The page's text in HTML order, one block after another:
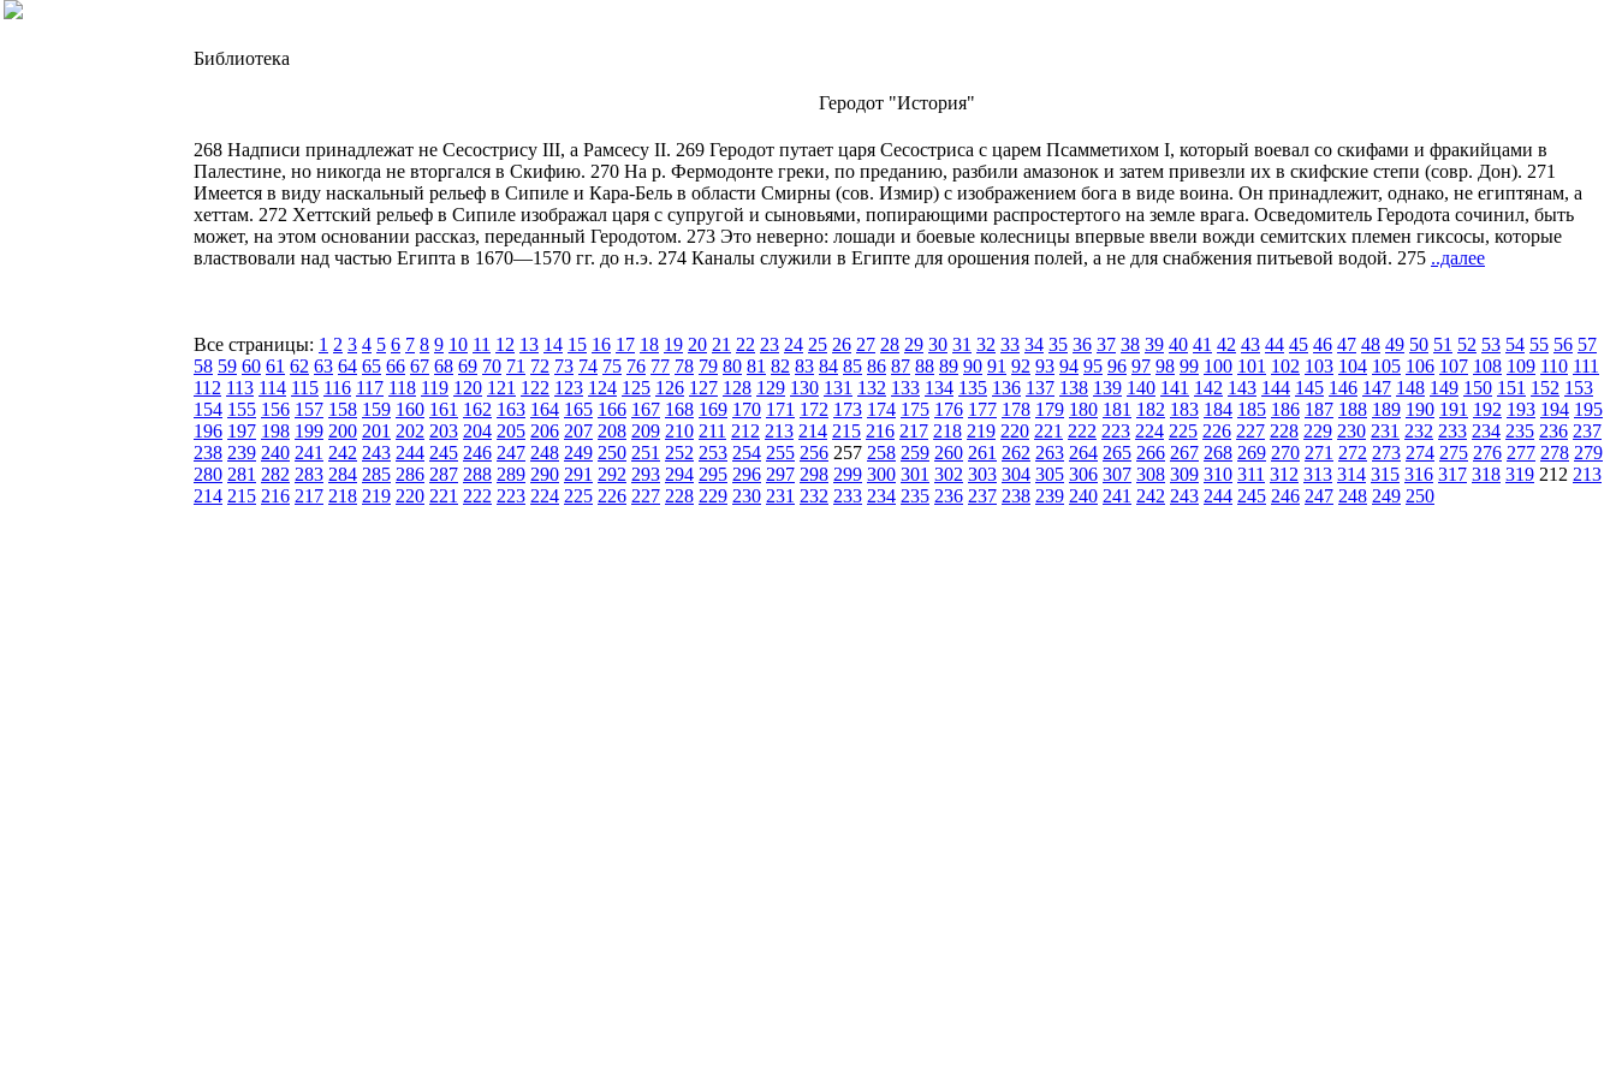
Библиотека
Геродот "История"
268 Надписи принадлежат не Сесострису III, а Рамсесу II. 269 Геродот путает царя Сесостриса с царем Псамметихом I, который воевал со скифами и фракийцами в
Палестине, но никогда не вторгался в Скифию. 270 На р. Фермодонте греки, по преданию, разбили амазонок и затем привезли их в скифские степи (совр. Дон). 271
Имеется в виду наскальный рельеф в Сипиле и Кара-Бель в области Смирны (сов. Измир) с изображением бога в виде воина. Он принадлежит, однако, не египтянам, а
хеттам. 272 Хеттский рельеф в Сипиле изображал царя с супругой и сыновьями, попирающими распростертого на земле врага. Осведомитель Геродота сочинил, быть
может, на этом основании рассказ, переданный Геродотом. 273 Это неверно: лошади и боевые колесницы впервые ввели вожди семитских племен гиксосы, которые
властвовали над частью Египта в 1670—1570 гг. до н.э. 274 Каналы служили в Египте для орошения полей, а не для снабжения питьевой водой. 275 ..далее
Все страницы: 1 2 3 4 5 6 7 8 9 10 11 12 13 14 15 16 17 18 19 20 21 22 23 24 25 26 27 28 29 30 31 32 33 34 35 36 37 38 39 40 41 42 43 44 45 46 47 48 49 50 51 52 53 54 55 56 57
58 59 60 61 62 63 64 65 66 67 68 69 70 71 72 73 74 75 76 77 78 79 80 81 82 83 84 85 86 87 88 89 90 91 92 93 94 95 96 97 98 99 100 101 102 103 104 105 106 107 108 109 110 111
112 113 114 115 116 117 118 119 120 121 122 123 124 125 126 127 128 129 130 131 132 133 134 135 136 137 138 139 140 141 142 143 144 145 146 147 148 149 150 151 152 153
154 155 156 157 158 159 160 161 162 163 164 165 166 167 168 169 170 171 172 173 174 175 176 177 178 179 180 181 182 183 184 185 186 187 188 189 190 191 192 193 194 195
196 197 198 199 200 201 202 203 204 205 206 207 208 209 210 211 212 213 214 215 216 217 218 219 220 221 222 223 224 225 226 227 228 229 230 231 232 233 234 235 236 237
238 239 240 241 242 243 244 245 246 247 248 249 250 251 252 253 254 255 256 257 258 259 260 261 262 263 264 265 266 267 268 269 270 271 272 273 274 275 276 277 278 279
280 281 282 283 284 285 286 287 288 289 290 291 292 293 294 295 296 297 298 299 300 301 302 303 304 305 306 307 308 309 310 311 312 313 314 315 316 317 318 319 212 213
214 215 216 217 218 219 220 221 222 223 224 225 226 227 228 229 230 231 232 233 234 235 236 237 238 239 240 241 242 243 244 245 246 247 248 249 250